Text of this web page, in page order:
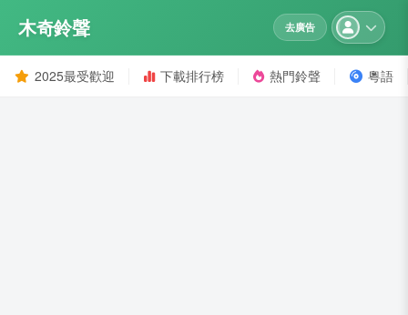
木奇鈴聲 去廣告
2025最受歡迎 下載排行榜 熱門鈴聲 粵語